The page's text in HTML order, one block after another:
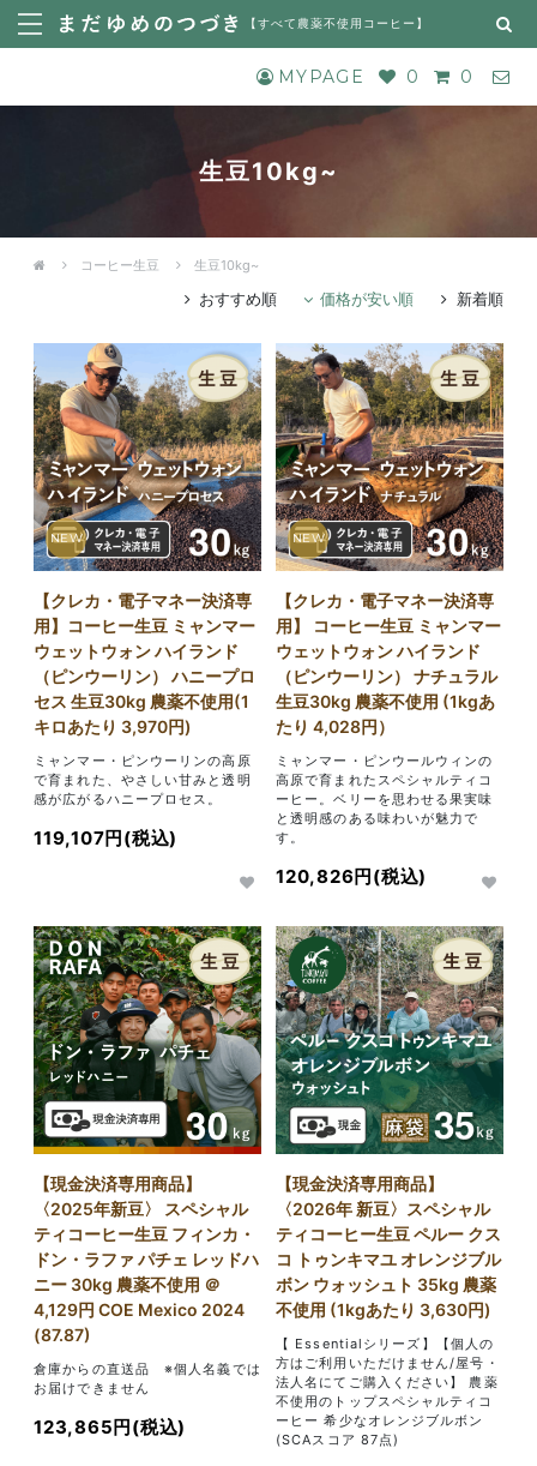
【すべて農薬不使用コーヒー 】
MYPAGE 0 0
生豆10kg~
コーヒー生豆 生豆10kg~
おすすめ順 価格が安い順 新着順
NEW
【クレカ・電子マネー決済専
用】コーヒー生豆 ミャンマー
ウェットウォン ハイランド
（ピンウーリン） ハニープロ
セス 生豆30kg 農薬不使用(1
キロあたり 3,970円)
ミャンマー・ピンウーリンの高原
で育まれた、やさしい甘みと透明
感が広がるハニープロセス。
119,107円(税込)
NEW
【クレカ・電子マネー決済専
用】 コーヒー生豆 ミャンマー
ウェットウォン ハイランド
（ピンウーリン） ナチュラル
生豆30kg 農薬不使用 (1kgあ
たり 4,028円）
ミャンマー・ピンウールウィンの
高原で育まれたスペシャルティコ
ーヒー。ベリーを思わせる果実味
と透明感のある味わいが魅力で
す。
120,826円(税込)
【現金決済専用商品】
〈2025年新豆〉 スペシャル
ティコーヒー生豆 フィンカ・
ドン・ラファ パチェ レッドハ
ニー 30kg 農薬不使用 ＠
4,129円 COE Mexico 2024
(87.87)
倉庫からの直送品 ※個人名義では
お届けできません
123,865円(税込)
【現金決済専用商品】
〈2026年 新豆〉スペシャル
ティコーヒー生豆 ペルー クス
コ トゥンキマユ オレンジブル
ボン ウォッシュト 35kg 農薬
不使用 (1kgあたり 3,630円)
【 Essentialシリーズ】【個人の
方はご利用いただけません/屋号・
法人名にてご購入ください】 農薬
不使用のトップスペシャルティコ
ーヒー 希少なオレンジブルボン
(SCAスコア 87点)